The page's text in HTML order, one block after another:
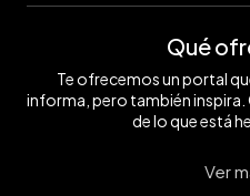
Qué
Te ofrecemos un portal
informa, pero también
de lo que está
Ver